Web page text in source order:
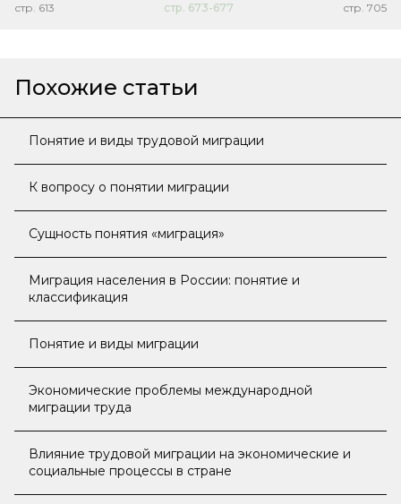
стр. 613 стр. 673-677 стр. 705
Похожие статьи
Понятие и виды трудовой миграции
К вопросу о понятии миграции
Сущность понятия «миграция»
Миграция населения в России: понятие и
классификация
Понятие и виды миграции
Экономические проблемы международной
миграции труда
Влияние трудовой миграции на экономические и
социальные процессы в стране